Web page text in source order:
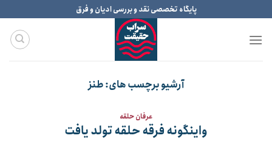
to
content
پایگاه تخصصی نقد و بررسی ادیان و فرق
آرشیو برچسب های:طنز
عرفان حلقه
واینگونه فرقه حلقه تولد یافت